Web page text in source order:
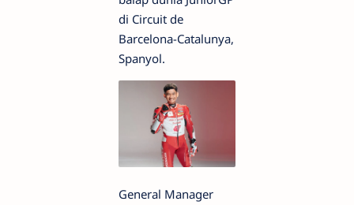
di Circuit de
Barcelona-Catalunya,
Spanyol.
General Manager